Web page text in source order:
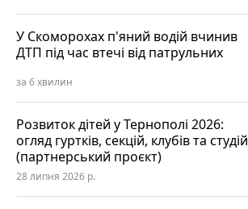
У Скоморохах п'яний водій вчинив
ДТП під час втечі від патрульних
за 6 хвилин
Розвиток дітей у Тернополі 2026:
огляд гуртків, секцій, клубів та студій
(партнерський проєкт)
28 липня 2026 р.